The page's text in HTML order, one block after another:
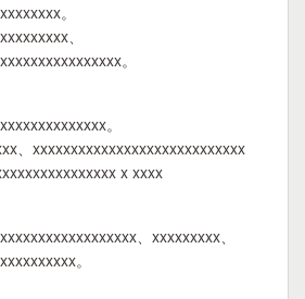
。
、
。
。
、xxxxxxxxxxxxxxxxxxxxxxxxxxxx
x xxxx
、xxxxxxxxx、
。